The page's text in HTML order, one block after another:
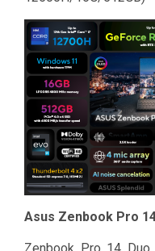
Asus Zenbook Pro